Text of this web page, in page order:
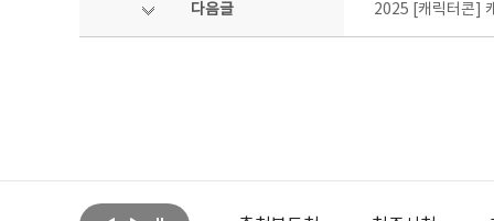
다음글 2025 [캐릭터콘]